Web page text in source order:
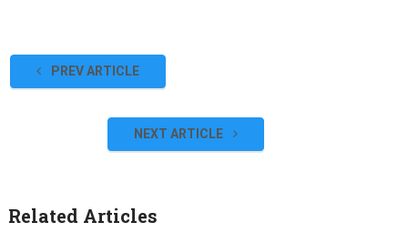
PREV ARTICLE
NEXT ARTICLE
Related Articles